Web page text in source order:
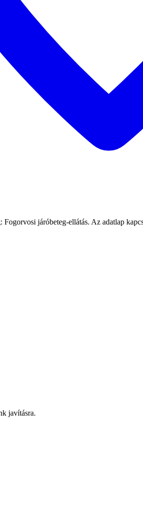
járóbeteg-ellátás. Az adatlap
javításra.